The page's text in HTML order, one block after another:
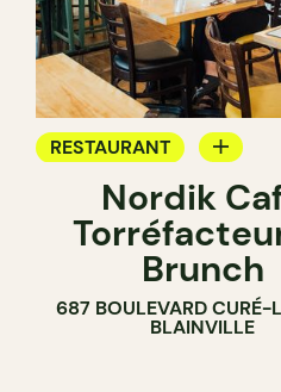
RESTAURANT
Nordik
Brunch
687 BOULEVARD CURÉ-
BLAINVILLE